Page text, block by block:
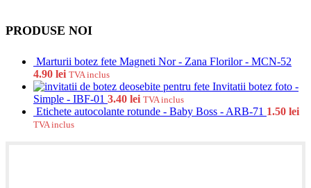
PRODUSE NOI
Marturii botez fete Magneti Nor - Zana Florilor - MCN-52
4.90 lei TVA inclus
Invitatii botez foto -
Simple - IBF-01 3.40 lei TVA inclus
Etichete autocolante rotunde - Baby Boss - ARB-71 1.50 lei
TVA inclus